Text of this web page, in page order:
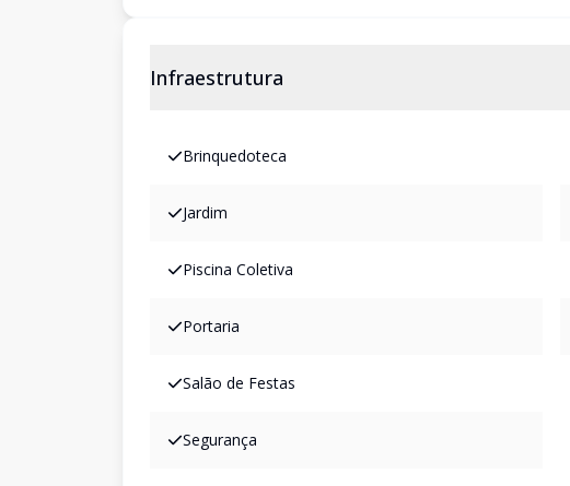
Infraestrutura
Brinquedoteca
Jardim
Piscina Coletiva
Portaria
Salão de Festas
Segurança